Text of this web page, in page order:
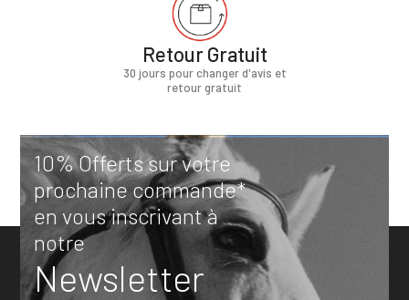
Retour Gratuit
30 jours pour changer d'avis et
retour gratuit
10% Offerts sur votre
prochaine commande*
en vous inscrivant à
notre
Newsletter